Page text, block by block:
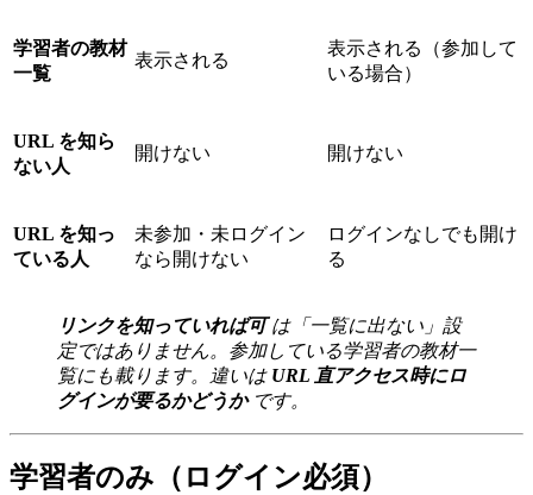
学習者の教材
一覧
表示される
表示される（参加して
いる場合）
URL を知ら
ない人
開けない 開けない
URL を知っ
ている人
未参加・未ログイン
なら開けない
ログインなしでも開け
る
リンクを知っていれば可は「一覧に出ない」設
定ではありません。参加している学習者の教材一
覧にも載ります。違いは URL 直アクセス時にロ
グインが要るかどうかです。
学習者のみ（ログイン必須）